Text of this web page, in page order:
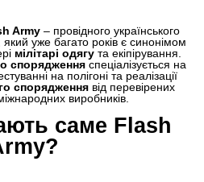
Army– провідного українського
який уже багато років є синонімом
мілітарі одягута екіпірування.
спорядженняспеціалізується на
на полігоні та реалізації
спорядженнявід перевірених
виробників.
саме Flash